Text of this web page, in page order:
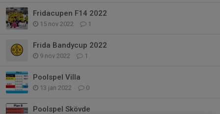
Fridacupen F14 2022
15 nov 2022 1
Frida Bandycup 2022
9 nov 2022 1
Poolspel Villa
13 jan 2022 0
Poolspel Skövde